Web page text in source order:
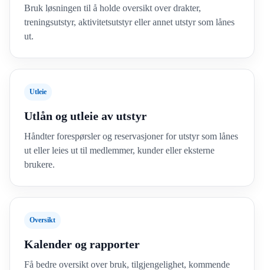
Bruk løsningen til å holde oversikt over drakter,
treningsutstyr, aktivitetsutstyr eller annet utstyr som lånes
ut.
Utleie
Utlån og utleie av utstyr
Håndter forespørsler og reservasjoner for utstyr som lånes
ut eller leies ut til medlemmer, kunder eller eksterne
brukere.
Oversikt
Kalender og rapporter
Få bedre oversikt over bruk, tilgjengelighet, kommende